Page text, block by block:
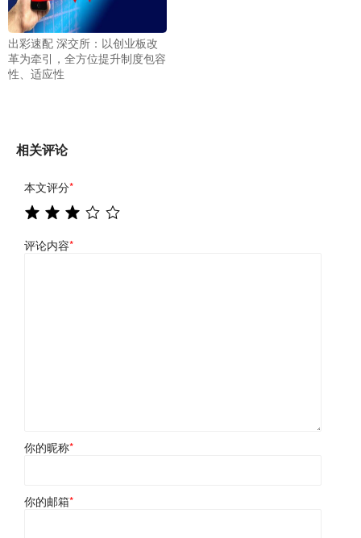
出彩速配 深交所：以创业板改
革为牵引，全方位提升制度包容
性、适应性
相关评论
本文评分*
评论内容*
你的昵称*
你的邮箱*